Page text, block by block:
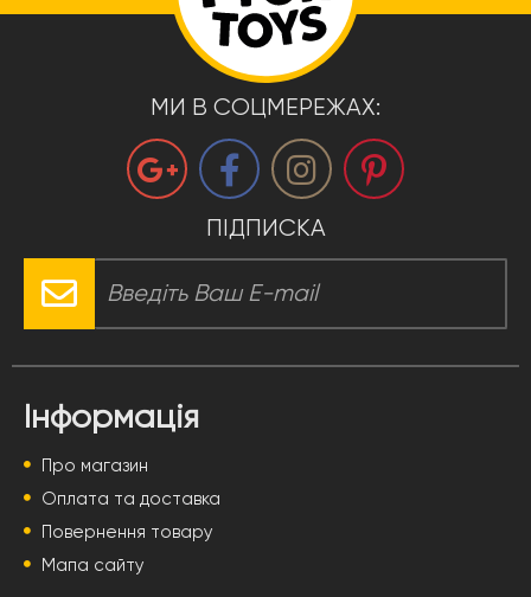
МИ В СОЦМЕРЕЖАХ:
ПІДПИСКА
Інформація
Про магазин
Оплата та доставка
Повернення товару
Мапа сайту